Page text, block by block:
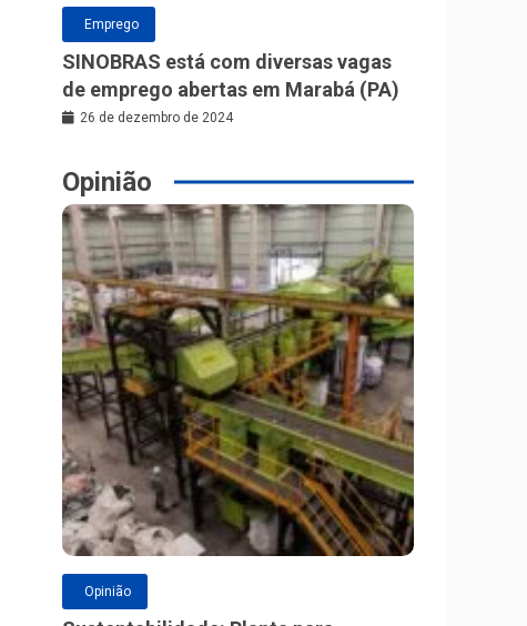
Emprego
SINOBRAS está com diversas vagas
de emprego abertas em Marabá (PA)
26 de dezembro de 2024
Opinião
Opinião